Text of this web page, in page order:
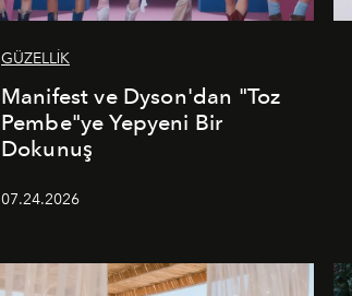
GÜZELLİK
Manifest ve Dyson'dan "Toz
Pembe"ye Yepyeni Bir
Dokunuş
07.24.2026